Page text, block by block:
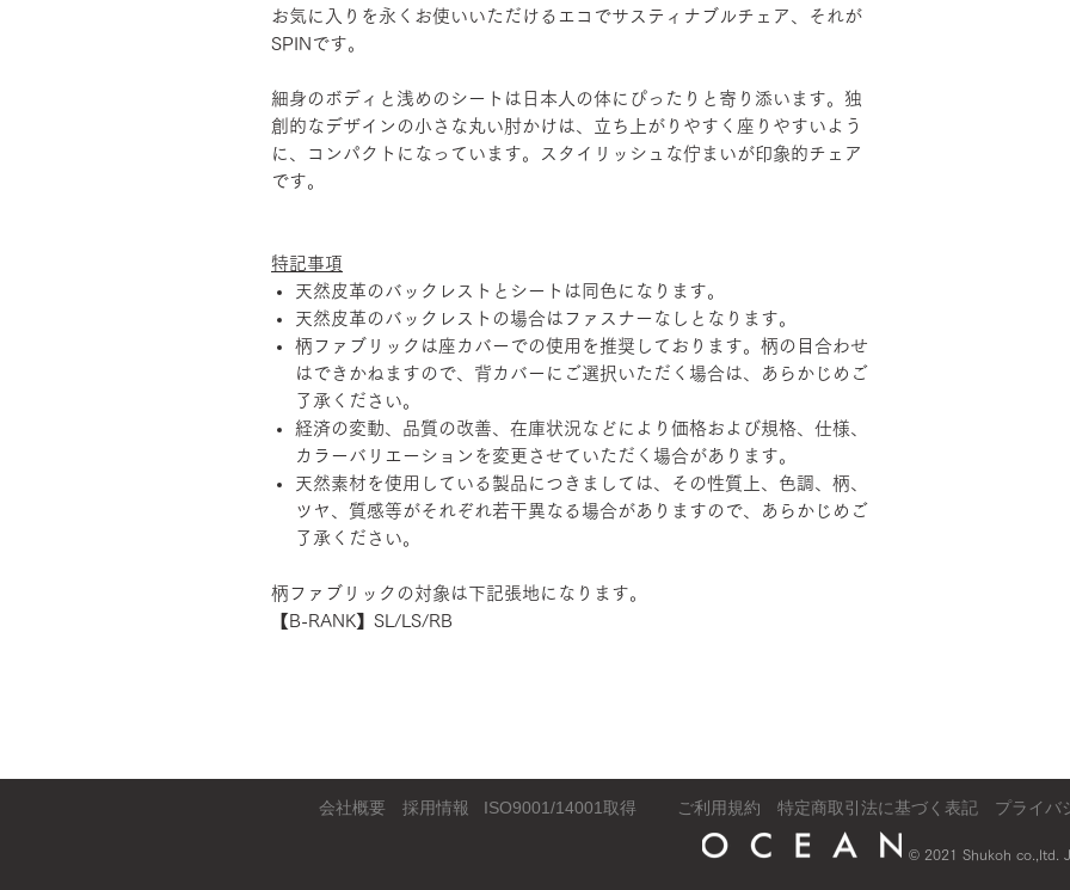
お気に入りを永くお使いいただけるエコでサスティナブルチェア、それが
SPINです。
細身のボディと浅めのシートは日本人の体にぴったりと寄り添います。独
創的なデザインの小さな丸い肘かけは、立ち上がりやすく座りやすいよう
に、コンパクトになっています。スタイリッシュな佇まいが印象的チェア
です。
特記事項
天然皮革のバックレストとシートは同色になります。
天然皮革のバックレストの場合はファスナーなしとなります。
柄ファブリックは座カバーでの使用を推奨しております。柄の目合わせ
はできかねますので、背カバーにご選択いただく場合は、あらかじめご
了承ください。
経済の変動、品質の改善、在庫状況などにより価格および規格、仕様、
カラーバリエーションを変更させていただく場合があります。
天然素材を使用している製品につきましては、その性質上、色調、柄、
ツヤ、質感等がそれぞれ若干異なる場合がありますので、あらかじめご
了承ください。
柄ファブリックの対象は下記張地になります。
【B-RANK】SL/LS/RB
会社概要 採用情報 ISO9001/14001取得 ​ご利用規約 特定商取引法に基づく表記 プライバ
© 2021 Shukoh co.,ltd.